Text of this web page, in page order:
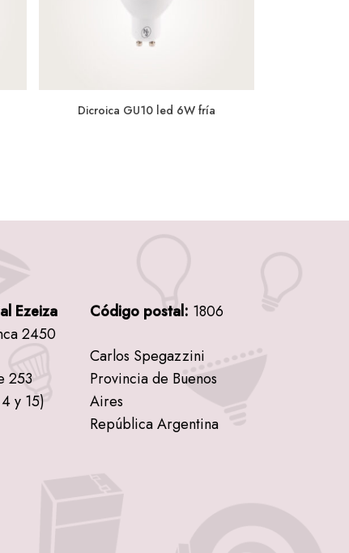
Dicroica GU10 led 6W fría
Ezeiza
2450
253
y 15)
Código postal: 1806
Carlos Spegazzini
Provincia de Buenos
Aires
República Argentina